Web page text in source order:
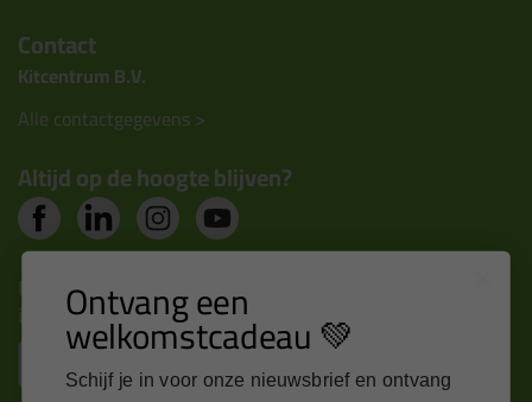
Contact
Kitcentrum B.V.
Alle contactgegevens >
Altijd op de hoogte blijven?
Nieuws, tips en exclusieve deals rechtstreeks in je
inbox Ontvang een
welkomstcadeau 💚
Schijf je in voor onze nieuwsbrief en ontvang